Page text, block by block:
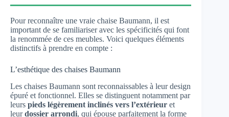
Pour reconnaître une vraie chaise Baumann, il est
important de se familiariser avec les spécificités qui font
la renommée de ces meubles. Voici quelques éléments
distinctifs à prendre en compte :
L’esthétique des chaises Baumann
Les chaises Baumann sont reconnaissables à leur design
épuré et fonctionnel. Elles se distinguent notamment par
leurs pieds légèrement inclinés vers l’extérieur et
leurdossier arrondi, qui épouse parfaitement la forme